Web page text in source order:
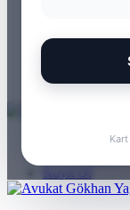
Rastgele Makale